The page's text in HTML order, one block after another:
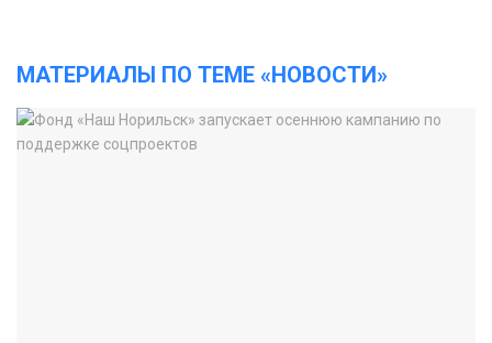
МАТЕРИАЛЫ ПО ТЕМЕ «НОВОСТИ»